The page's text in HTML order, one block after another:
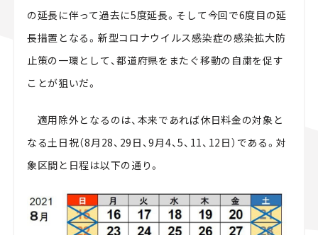
の延長に伴って過去に5度延長。そして今回で6度目の延
長措置となる。新型コロナウイルス感染症の感染拡大防
止策の一環として、都道府県をまたぐ移動の自粛を促す
ことが狙いだ。
適用除外となるのは、本来であれば休日料金の対象と
なる土日祝（8月28、29日、9月4、5、11、12日）である。対
象区間と日程は以下の通り。